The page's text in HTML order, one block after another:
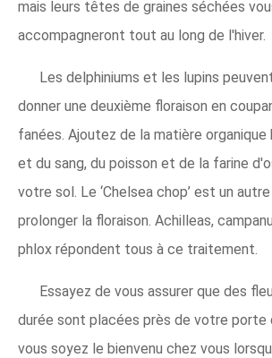
mais leurs têtes de graines séchées
accompagneront tout au long de l'hiver.
Les delphiniums et les lupins
donner une deuxième floraison en
fanées. Ajoutez de la matière
et du sang, du poisson et de la farine
votre sol. Le ‘Chelsea chop’ est un
prolonger la floraison. Achilleas,
phlox répondent tous à ce traitement.
Essayez de vous assurer que des
durée sont placées près de votre porte
vous soyez le bienvenu chez vous